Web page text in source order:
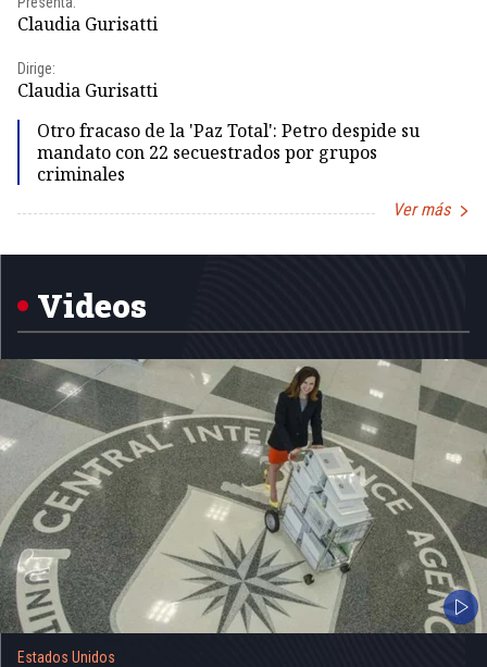
Claudia Gurisatti
Dirige:
Claudia Gurisatti
Otro fracaso de la 'Paz Total': Petro despide su
mandato con 22 secuestrados por grupos
criminales
Ver más
Videos
Estados Unidos